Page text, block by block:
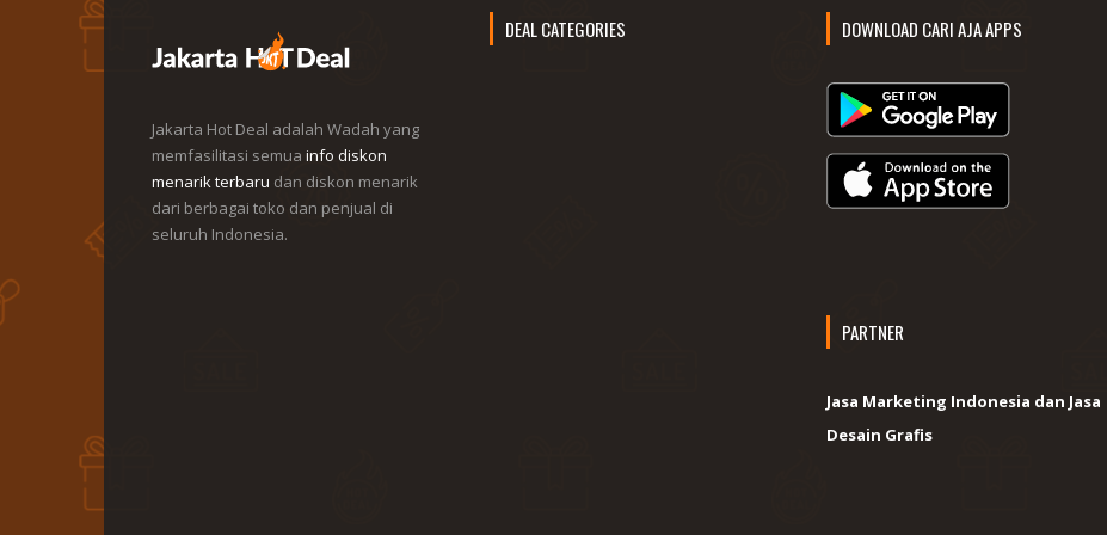
Jakarta Hot Deal adalah Wadah yang
memfasilitasi semua info diskon
menarik terbaru dan diskon menarik
dari berbagai toko dan penjual di
seluruh Indonesia.
DEAL CATEGORIES DOWNLOAD CARI AJA APPS
PARTNER
Jasa Marketing Indonesia dan Jasa
Desain Grafis